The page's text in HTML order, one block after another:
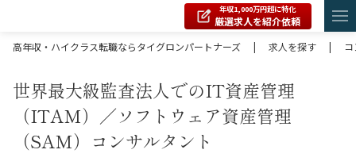
年収1,000万円超に特化
厳選求人を紹介依頼
高年収・ハイクラス転職ならタイグロンパートナーズ
| 求人を探す |
世界最大級監査法人でのIT資産管理
（ITAM）／ソフトウェア資産管理
（SAM）コンサルタント